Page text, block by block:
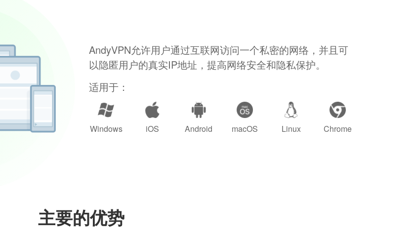
AndyVPN允许用户通过互联网访问一个私密的网络，并且可
以隐匿用户的真实IP地址，提高网络安全和隐私保护。
适用于：
Windows iOS Android macOS Linux Chrome
主要的优势